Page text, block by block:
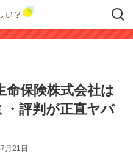
命保険株式会社は
・評判が正直ヤバ
月21日